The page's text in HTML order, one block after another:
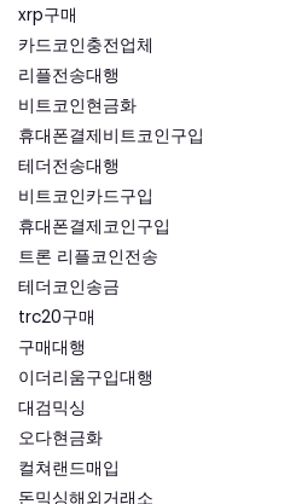
xrp구매
카드코인충전업체
리플전송대행
비트코인현금화
휴대폰결제비트코인구입
테더전송대행
비트코인카드구입
휴대폰결제코인구입
트론 리플코인전송
테더코인송금
trc20구매
구매대행
이더리움구입대행
대검믹싱
오다현금화
컬쳐랜드매입
돈믹싱해외거래소